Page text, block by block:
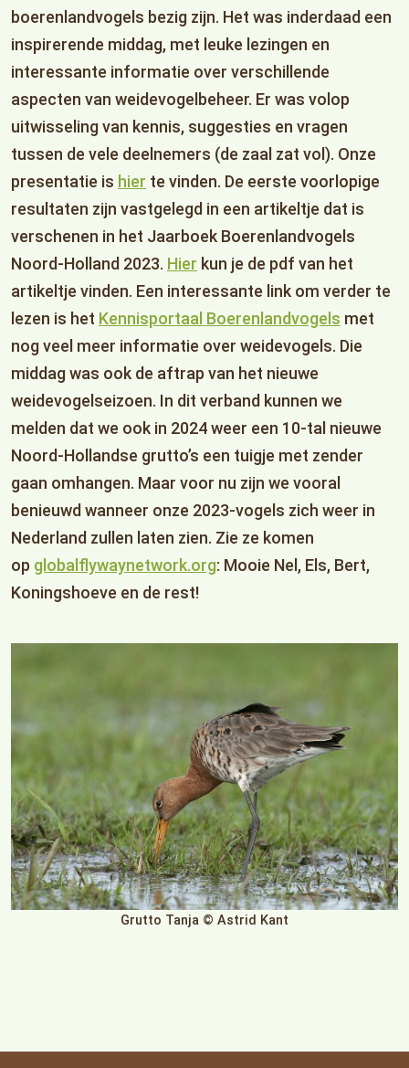
boerenlandvogels bezig zijn. Het was inderdaad een
inspirerende middag, met leuke lezingen en
interessante informatie over verschillende
aspecten van weidevogelbeheer. Er was volop
uitwisseling van kennis, suggesties en vragen
tussen de vele deelnemers (de zaal zat vol). Onze
presentatie is hier te vinden. De eerste voorlopige
resultaten zijn vastgelegd in een artikeltje dat is
verschenen in het Jaarboek Boerenlandvogels
Noord-Holland 2023. Hier kun je de pdf van het
artikeltje vinden. Een interessante link om verder te
lezen is het Kennisportaal Boerenlandvogels met
nog veel meer informatie over weidevogels. Die
middag was ook de aftrap van het nieuwe
weidevogelseizoen. In dit verband kunnen we
melden dat we ook in 2024 weer een 10-tal nieuwe
Noord-Hollandse grutto’s een tuigje met zender
gaan omhangen. Maar voor nu zijn we vooral
benieuwd wanneer onze 2023-vogels zich weer in
Nederland zullen laten zien. Zie ze komen
op globalflywaynetwork.org: Mooie Nel, Els, Bert,
Koningshoeve en de rest!
Grutto Tanja © Astrid Kant